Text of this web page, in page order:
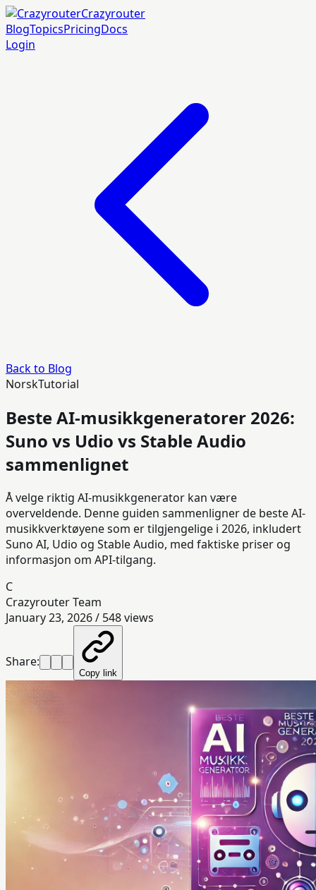
Crazyrouter
BlogTopicsPricingDocs
Login
Back to Blog
NorskTutorial
Beste AI-musikkgeneratorer 2026:
Suno vs Udio vs Stable Audio
sammenlignet
Å velge riktig AI-musikkgenerator kan være
overveldende. Denne guiden sammenligner de beste AI-
musikkverktøyene som er tilgjengelige i 2026, inkludert
Suno AI, Udio og Stable Audio, med faktiske priser og
informasjon om API-tilgang.
C
Crazyrouter Team
January 23, 2026/ 548views
Share:
Copy link